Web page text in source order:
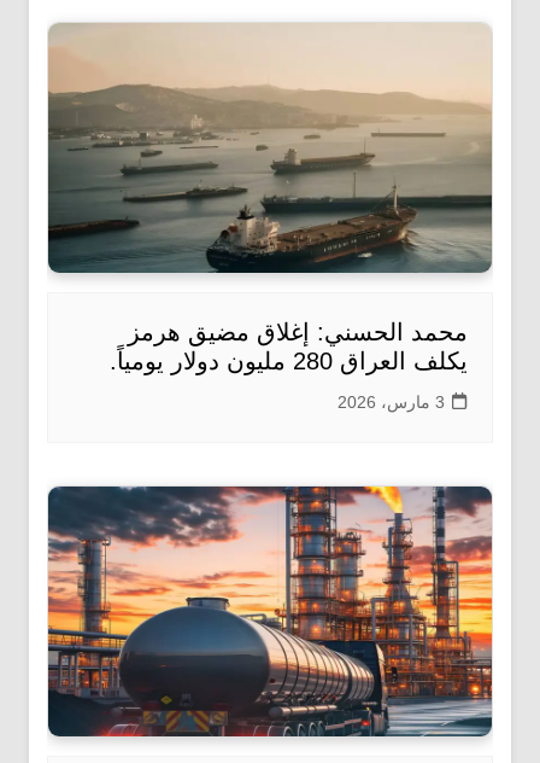
محمد الحسني: إغلاق مضيق هرمز
يكلف العراق 280 مليون دولار يومياً.
3 مارس، 2026